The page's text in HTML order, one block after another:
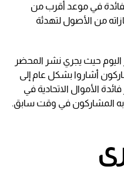
في موعد أقرب من
من الأصول لتهدئة
حيث يجري نشر المحضر
أشاروا بشكل عام إلى
الأموال الاتحادية في
به المشاركون في وقت سابق.